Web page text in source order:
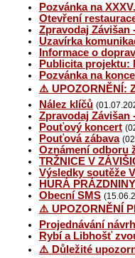
Pozvánka na
Otevření
Zpravodaj Závišan
Uzavírka
Informace o
Publicita projektu:
Pozvánka na
⚠️ UPOZORNĚNÍ:
Nález klíčů
Zpravodaj Závišan
Pouťový koncert
Pouťová zábava
Oznámení odboru
TRŽNICE V
Výsledky soutěže
HURÁ PRÁZDNINY
Obecní SMS
⚠️ UPOZORNĚNÍ
Projednávání
Rybí a Libhošť
⚠️ Důležité